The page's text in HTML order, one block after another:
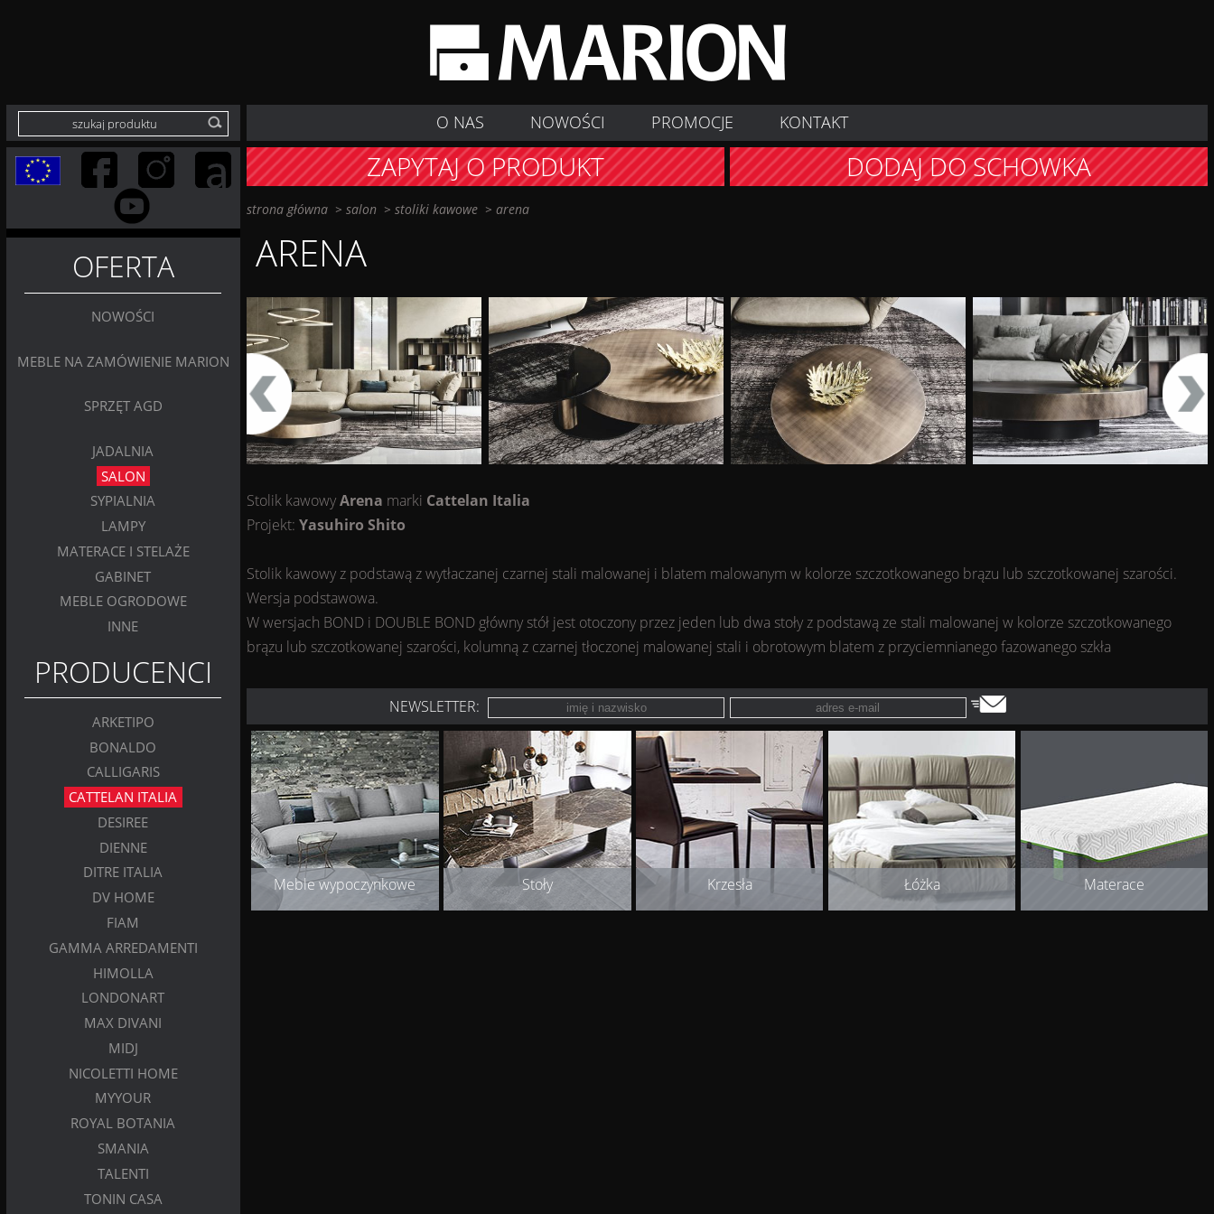
O NAS NOWOŚCI PROMOCJE KONTAKT
OFERTA
NOWOŚCI
MEBLE NA ZAMÓWIENIE MARION
SPRZĘT AGD
JADALNIA
SALON
SYPIALNIA
LAMPY
MATERACE I STELAŻE
GABINET
MEBLE OGRODOWE
INNE
PRODUCENCI
ARKETIPO
BONALDO
CALLIGARIS
CATTELAN ITALIA
DESIREE
DIENNE
DITRE ITALIA
DV HOME
FIAM
GAMMA ARREDAMENTI
HIMOLLA
LONDONART
MAX DIVANI
MIDJ
NICOLETTI HOME
MYYOUR
ROYAL BOTANIA
SMANIA
TALENTI
TONIN CASA
ZAPYTAJ O PRODUKT DODAJ DO SCHOWKA
strona główna> salon> stoliki kawowe> arena
ARENA
Stolik kawowyArena marki Cattelan Italia
Projekt: Yasuhiro Shito
Stolik kawowy z podstawą z wytłaczanej czarnej stali malowanej i blatem malowanym w kolorze szczotkowanego brązu lub szczotkowanej szarości.
Wersja podstawowa.
W wersjach BOND i DOUBLE BOND główny stół jest otoczony przez jeden lub dwa stoły z podstawą ze stali malowanej w kolorze szczotkowanego
brązu lub szczotkowanej szarości, kolumną z czarnej tłoczonej malowanej stali i obrotowym blatem z przyciemnianego fazowanego szkła
NEWSLETTER:
Meble wypoczynkowe Stoły Krzesła Łóżka Materace